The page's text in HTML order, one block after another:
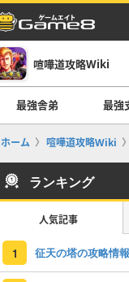
喧嘩道攻略Wiki
最強舎弟 最強
ホーム 喧嘩道攻略Wiki
ランキング
人気記事
1 征天の塔の攻略情